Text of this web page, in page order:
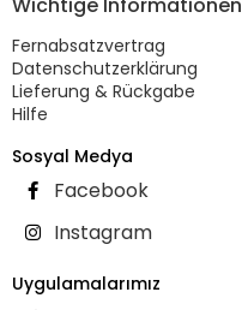
Fernabsatzvertrag
Datenschutzerklärung
Lieferung & Rückgabe
Hilfe
Sosyal Medya
Facebook
Instagram
Uygulamalarımız